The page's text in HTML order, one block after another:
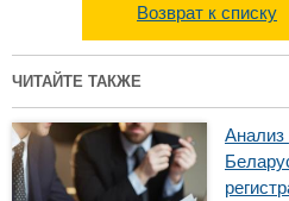
Возврат к списку
ЧИТАЙТЕ ТАКЖЕ
Анализ